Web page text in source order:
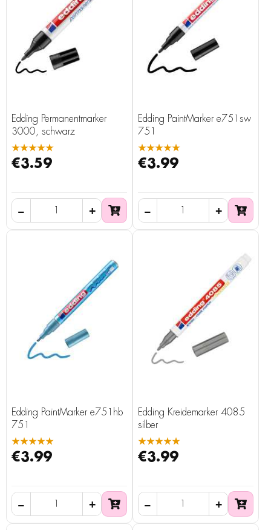
Edding Permanentmarker
3000, schwarz
★★★★★
€3.59
Edding PaintMarker e751sw
751
★★★★★
€3.99
Edding PaintMarker e751hb
751
★★★★★
€3.99
Edding Kreidemarker 4085
silber
★★★★★
€3.99